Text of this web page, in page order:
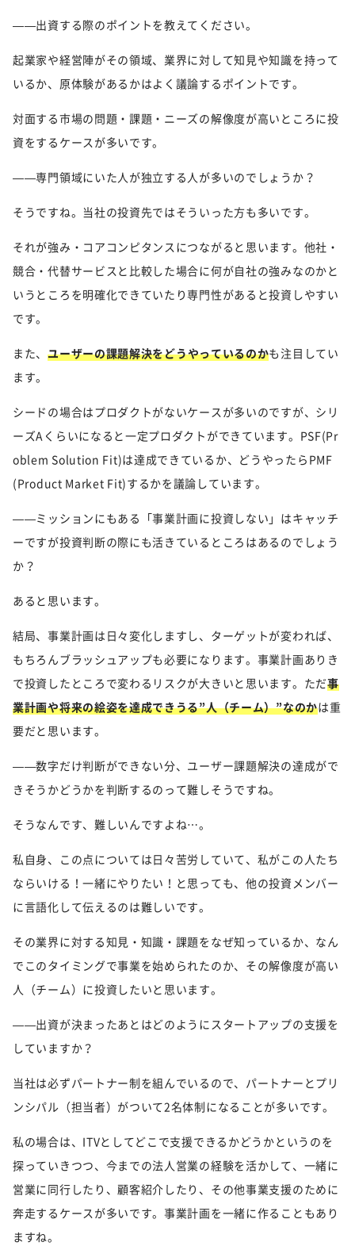
——出資する際のポイントを教えてください。
起業家や経営陣がその領域、業界に対して知見や知識を持って
いるか、原体験があるかはよく議論するポイントです。
対面する市場の問題・課題・ニーズの解像度が高いところに投
資をするケースが多いです。
——専門領域にいた人が独立する人が多いのでしょうか？
そうですね。当社の投資先ではそういった方も多いです。
それが強み・コアコンピタンスにつながると思います。他社・
競合・代替サービスと比較した場合に何が自社の強みなのかと
いうところを明確化できていたり専門性があると投資しやすい
です。
また、ユーザーの課題解決をどうやっているのかも注目してい
ます。
シードの場合はプロダクトがないケースが多いのですが、シリ
ーズAくらいになると一定プロダクトができています。PSF(Pr
oblem Solution Fit)は達成できているか、どうやったらPMF
(Product Market Fit)するかを議論しています。
——ミッションにもある「事業計画に投資しない」はキャッチ
ーですが投資判断の際にも活きているところはあるのでしょう
か？
あると思います。
結局、事業計画は日々変化しますし、ターゲットが変われば、
もちろんブラッシュアップも必要になります。事業計画ありき
で投資したところで変わるリスクが大きいと思います。ただ事
業計画や将来の絵姿を達成できうる”人（チーム）”なのかは重
要だと思います。
——数字だけ判断ができない分、ユーザー課題解決の達成がで
きそうかどうかを判断するのって難しそうですね。
そうなんです、難しいんですよね…。
私自身、この点については日々苦労していて、私がこの人たち
ならいける！一緒にやりたい！と思っても、他の投資メンバー
に言語化して伝えるのは難しいです。
その業界に対する知見・知識・課題をなぜ知っているか、なん
でこのタイミングで事業を始められたのか、その解像度が高い
人（チーム）に投資したいと思います。
——出資が決まったあとはどのようにスタートアップの支援を
していますか？
当社は必ずパートナー制を組んでいるので、パートナーとプリ
ンシパル（担当者）がついて2名体制になることが多いです。
私の場合は、ITVとしてどこで支援できるかどうかというのを
探っていきつつ、今までの法人営業の経験を活かして、一緒に
営業に同行したり、顧客紹介したり、その他事業支援のために
奔走するケースが多いです。事業計画を一緒に作ることもあり
ますね。